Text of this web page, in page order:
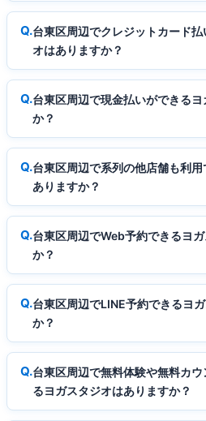
台東区周辺でクレジットカード
オはありますか？
台東区周辺で現金払いができる
か？
台東区周辺で系列の他店舗も利
ありますか？
台東区周辺でWeb予約できるヨ
か？
台東区周辺でLINE予約できるヨ
か？
台東区周辺で無料体験や無料カ
るヨガスタジオはありますか？